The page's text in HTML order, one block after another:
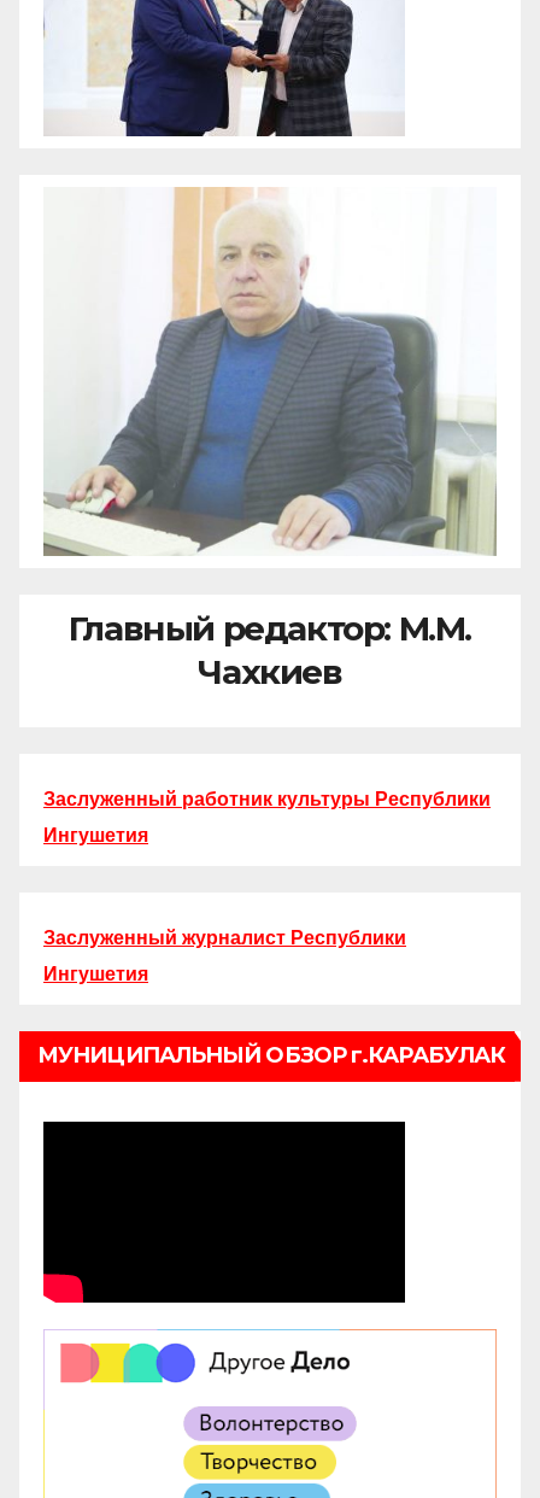
Главный редактор: М.М.
Чахкиев
Заслуженный работник культуры Республики
Ингушетия
Заслуженный журналист Республики
Ингушетия
МУНИЦИПАЛЬНЫЙ ОБЗОР г.КАРАБУЛАК